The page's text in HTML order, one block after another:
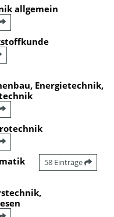
allgemein
Energietechnik,
58 Einträge